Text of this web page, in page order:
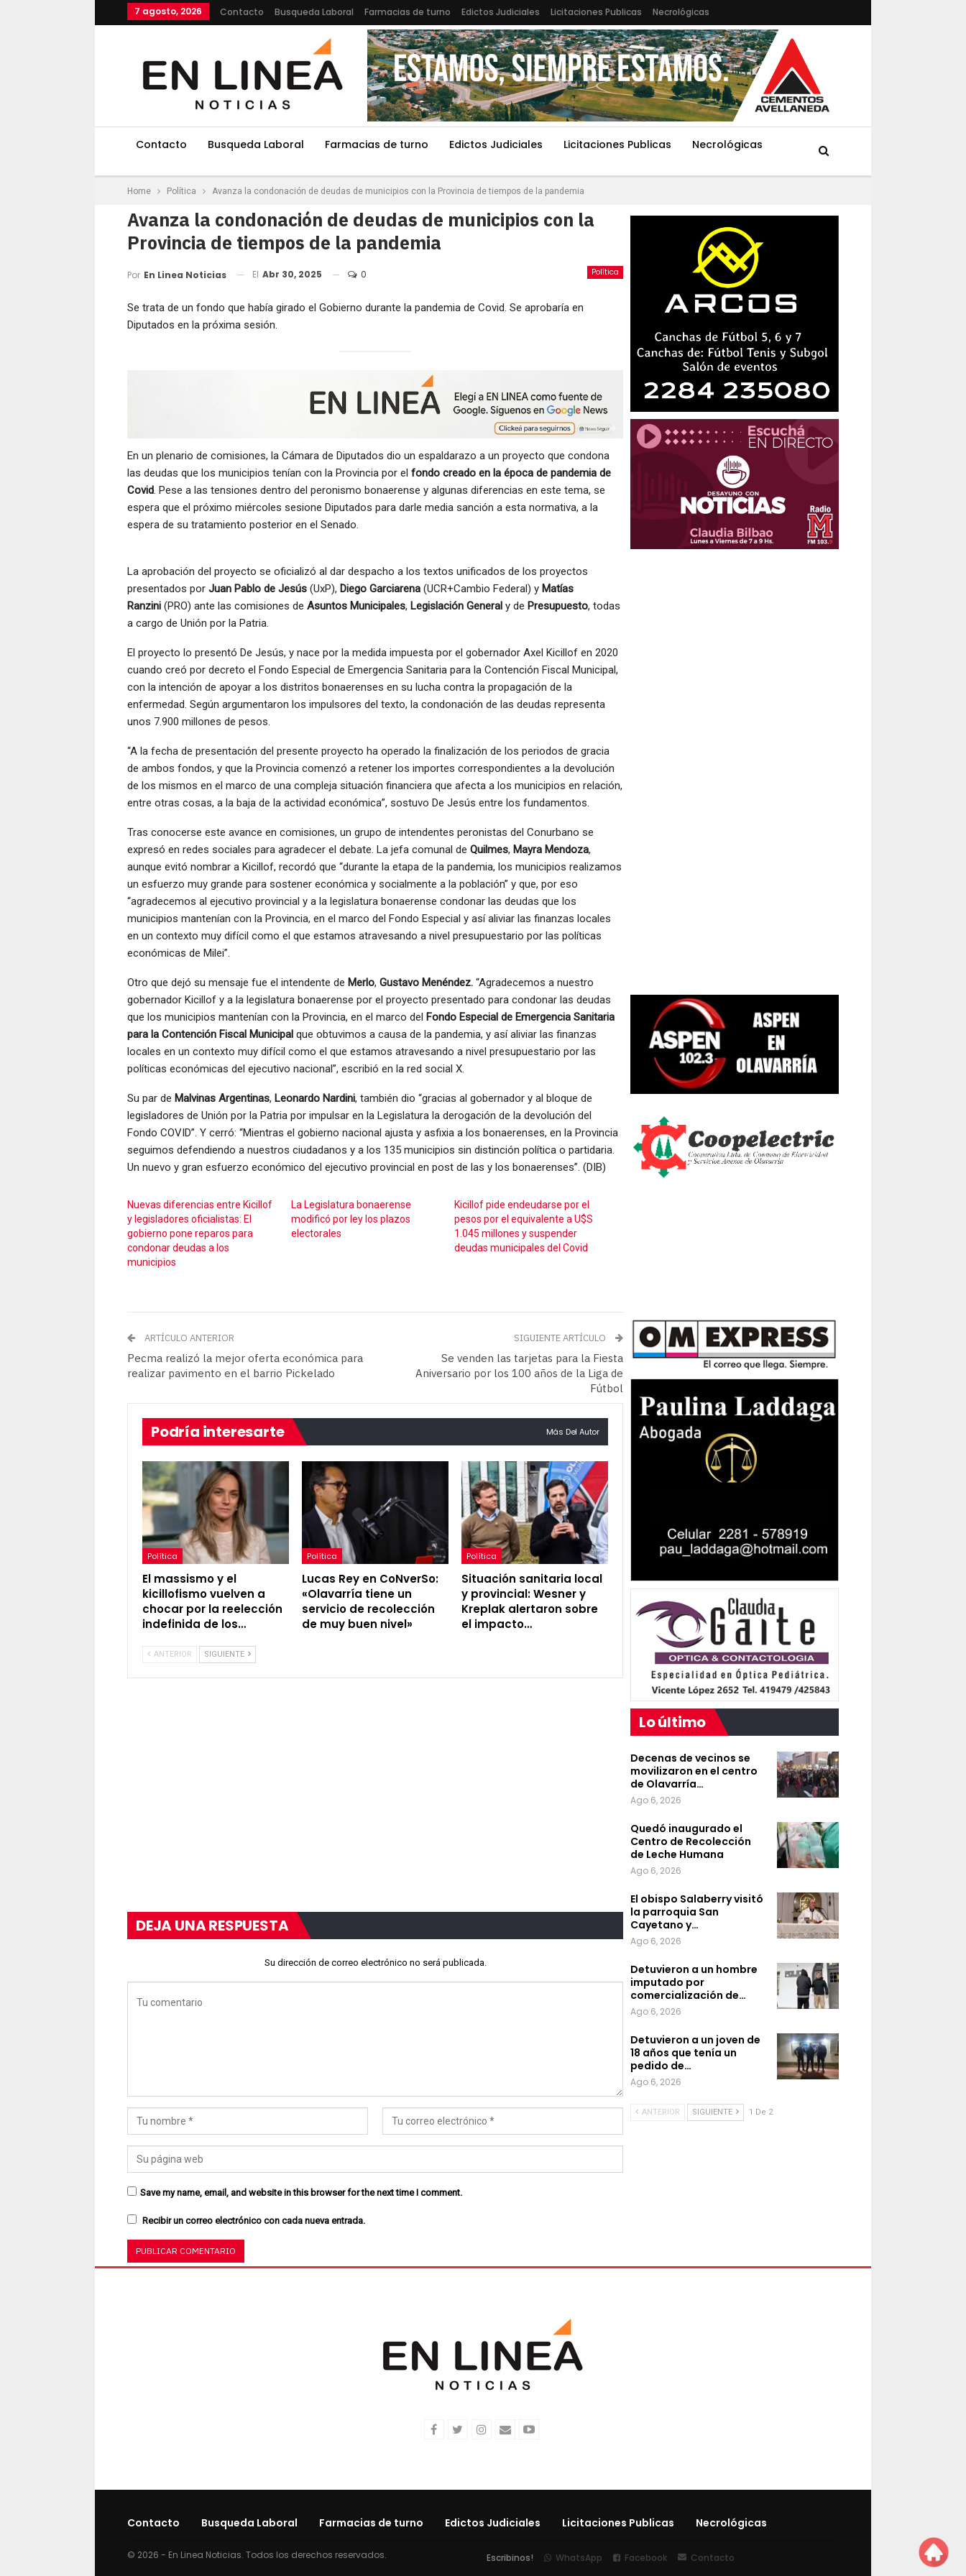
7 agosto, 2026 Contacto Busqueda Laboral Farmacias de turno Edictos Judiciales Licitaciones Publicas Necrológicas
Contacto Busqueda Laboral Farmacias de turno Edictos Judiciales Licitaciones Publicas Necrológicas
Home Política Avanza la condonación de deudas de municipios con la Provincia de tiempos de la pandemia
Avanza la condonación de deudas de municipios con la
Provincia de tiempos de la pandemia
Política
Por En Linea Noticias El Abr 30, 2025 0
Se trata de un fondo que había girado el Gobierno durante la pandemia de Covid. Se aprobaría en
Diputados en la próxima sesión.
En un plenario de comisiones, la Cámara de Diputados dio un espaldarazo a un proyecto que condona
las deudas que los municipios tenían con la Provincia por el fondo creado en la época de pandemia de
Covid. Pese a las tensiones dentro del peronismo bonaerense y algunas diferencias en este tema, se
espera que el próximo miércoles sesione Diputados para darle media sanción a esta normativa, a la
espera de su tratamiento posterior en el Senado.
La aprobación del proyecto se oficializó al dar despacho a los textos unificados de los proyectos
presentados por Juan Pablo de Jesús (UxP), Diego Garciarena (UCR+Cambio Federal) y Matías
Ranzini (PRO) ante las comisiones de Asuntos Municipales, Legislación General y de Presupuesto, todas
a cargo de Unión por la Patria.
El proyecto lo presentó De Jesús, y nace por la medida impuesta por el gobernador Axel Kicillof en 2020
cuando creó por decreto el Fondo Especial de Emergencia Sanitaria para la Contención Fiscal Municipal,
con la intención de apoyar a los distritos bonaerenses en su lucha contra la propagación de la
enfermedad. Según argumentaron los impulsores del texto, la condonación de las deudas representa
unos 7.900 millones de pesos.
“A la fecha de presentación del presente proyecto ha operado la finalización de los periodos de gracia
de ambos fondos, y que la Provincia comenzó a retener los importes correspondientes a la devolución
de los mismos en el marco de una compleja situación financiera que afecta a los municipios en relación,
entre otras cosas, a la baja de la actividad económica”, sostuvo De Jesús entre los fundamentos.
Tras conocerse este avance en comisiones, un grupo de intendentes peronistas del Conurbano se
expresó en redes sociales para agradecer el debate. La jefa comunal de Quilmes, Mayra Mendoza,
aunque evitó nombrar a Kicillof, recordó que “durante la etapa de la pandemia, los municipios realizamos
un esfuerzo muy grande para sostener económica y socialmente a la población” y que, por eso
“agradecemos al ejecutivo provincial y a la legislatura bonaerense condonar las deudas que los
municipios mantenían con la Provincia, en el marco del Fondo Especial y así aliviar las finanzas locales
en un contexto muy difícil como el que estamos atravesando a nivel presupuestario por las políticas
económicas de Milei”.
Otro que dejó su mensaje fue el intendente de Merlo, Gustavo Menéndez. “Agradecemos a nuestro
gobernador Kicillof y a la legislatura bonaerense por el proyecto presentado para condonar las deudas
que los municipios mantenían con la Provincia, en el marco del Fondo Especial de Emergencia Sanitaria
para la Contención Fiscal Municipal que obtuvimos a causa de la pandemia, y así aliviar las finanzas
locales en un contexto muy difícil como el que estamos atravesando a nivel presupuestario por las
políticas económicas del ejecutivo nacional”, escribió en la red social X.
Su par de Malvinas Argentinas, Leonardo Nardini, también dio “gracias al gobernador y al bloque de
legisladores de Unión por la Patria por impulsar en la Legislatura la derogación de la devolución del
Fondo COVID”. Y cerró: “Mientras el gobierno nacional ajusta y asfixia a los bonaerenses, en la Provincia
seguimos defendiendo a nuestros ciudadanos y a los 135 municipios sin distinción política o partidaria.
Un nuevo y gran esfuerzo económico del ejecutivo provincial en post de las y los bonaerenses”. (DIB)
Nuevas diferencias entre Kicillof
y legisladores oficialistas: El
gobierno pone reparos para
condonar deudas a los
municipios
La Legislatura bonaerense
modificó por ley los plazos
electorales
Kicillof pide endeudarse por el
pesos por el equivalente a U$S
1.045 millones y suspender
deudas municipales del Covid
ARTÍCULO ANTERIOR
Pecma realizó la mejor oferta económica para
realizar pavimento en el barrio Pickelado
SIGUIENTE ARTÍCULO
Se venden las tarjetas para la Fiesta
Aniversario por los 100 años de la Liga de
Fútbol
Podría interesarte Más Del Autor
Política
El massismo y el
kicillofismo vuelven a
chocar por la reelección
indefinida de los…
Política
Lucas Rey en CoNverSo:
«Olavarría tiene un
servicio de recolección
de muy buen nivel»
Política
Situación sanitaria local
y provincial: Wesner y
Kreplak alertaron sobre
el impacto…
ANTERIOR SIGUIENTE
DEJA UNA RESPUESTA
Su dirección de correo electrónico no será publicada.
Save my name, email, and website in this browser for the next time I comment.
Recibir un correo electrónico con cada nueva entrada.
Lo último
Decenas de vecinos se
movilizaron en el centro
de Olavarría…
Ago 6, 2026
Quedó inaugurado el
Centro de Recolección
de Leche Humana
Ago 6, 2026
El obispo Salaberry visitó
la parroquia San
Cayetano y…
Ago 6, 2026
Detuvieron a un hombre
imputado por
comercialización de…
Ago 6, 2026
Detuvieron a un joven de
18 años que tenía un
pedido de…
Ago 6, 2026
ANTERIOR SIGUIENTE 1 De 2
Contacto Busqueda Laboral Farmacias de turno Edictos Judiciales Licitaciones Publicas Necrológicas
© 2026 - En Linea Noticias. Todos los derechos reservados. Escribinos! WhatsApp Facebook Contacto